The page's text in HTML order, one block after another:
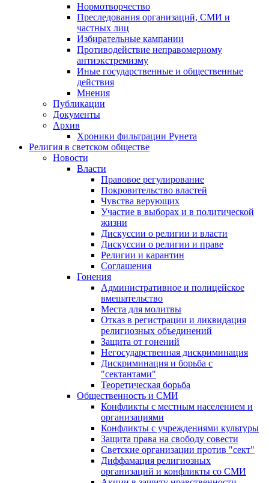
Нормотворчество
Преследования организаций, СМИ и
частных лиц
Избирательные кампании
Противодействие неправомерному
антиэкстремизму
Иные государственные и общественные
действия
Мнения
Публикации
Документы
Архив
Хроники фильтрации Рунета
Религия в светском обществе
Новости
Власти
Правовое регулирование
Покровительство властей
Чувства верующих
Участие в выборах и в политической
жизни
Дискуссии о религии и власти
Дискуссии о религии и праве
Религии и карантин
Соглашения
Гонения
Административное и полицейское
вмешательство
Места для молитвы
Отказ в регистрации и ликвидация
религиозных объединений
Защита от гонений
Негосударственная дискриминация
Дискриминация и борьба с
"сектантами"
Теоретическая борьба
Общественность и СМИ
Конфликты с местным населением и
организациями
Конфликты с учреждениями культуры
Защита права на свободу совести
Светские организации против "сект"
Диффамация религиозных
организаций и конфликты со СМИ